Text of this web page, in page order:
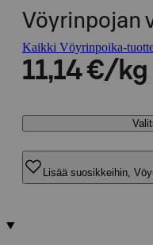
Vöyrinpojan
Kaikki Vöyrinpoika-
11,14 €/kg
Lisää suosikkeihin,